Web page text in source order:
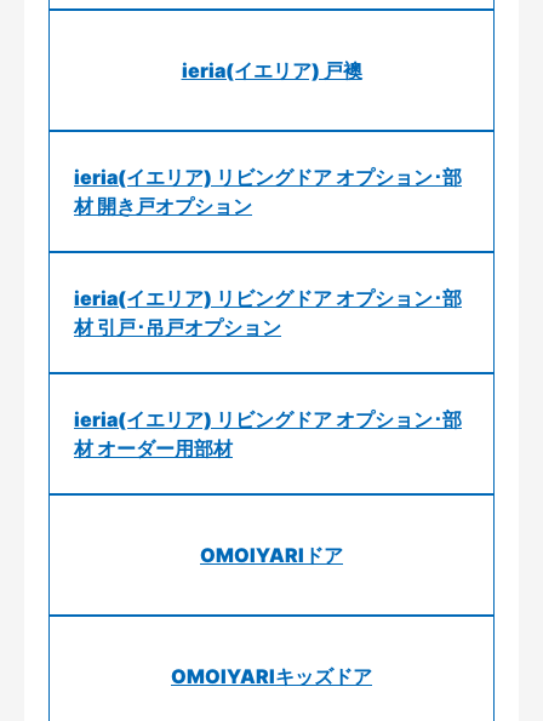
ieria(イエリア) 戸襖
ieria(イエリア) リビングドア オプション･部
材 開き戸オプション
ieria(イエリア) リビングドア オプション･部
材 引戸･吊戸オプション
ieria(イエリア) リビングドア オプション･部
材 オーダー用部材
OMOIYARIドア
OMOIYARIキッズドア